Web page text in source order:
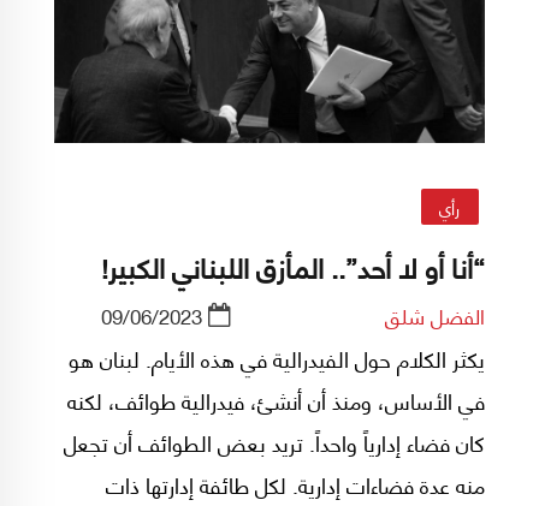
رأي
“أنا أو لا أحد”.. المأزق اللبناني الكبير!
الفضل شلق 09/06/2023
يكثر الكلام حول الفيدرالية في هذه الأيام. لبنان هو
في الأساس، ومنذ أن أنشئ، فيدرالية طوائف، لكنه
كان فضاء إدارياً واحداً. تريد بعض الطوائف أن تجعل
منه عدة فضاءات إدارية. لكل طائفة إدارتها ذات